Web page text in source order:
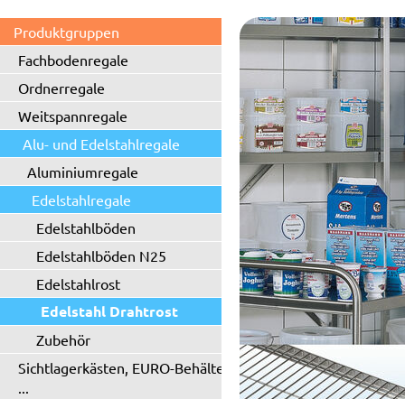
Produktgruppen
Fachbodenregale
Ordnerregale
Weitspannregale
Alu- und Edelstahlregale
Aluminiumregale
Edelstahlregale
Edelstahlböden
Edelstahlböden N25
Edelstahlrost
Edelstahl Drahtrost
Zubehör
Sichtlagerkästen, EURO-Behälter
...